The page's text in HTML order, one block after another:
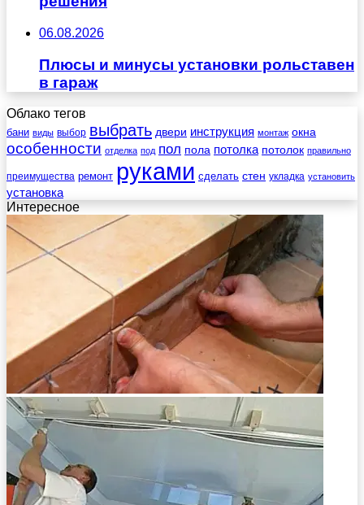
06.08.2026
Плюсы и минусы установки рольставен
в гараж
Облако тегов
бани виды выбор выбрать двери инструкция монтаж окна
особенности отделка под пол пола потолка потолок правильно
преимущества ремонт руками сделать стен укладка установить
установка
Интересное